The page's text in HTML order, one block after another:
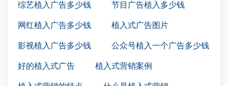
综艺植入广告多少钱 节目广告植入多少钱
网红植入广告多少钱 植入式广告图片
影视植入广告多少钱 公众号植入一个广告多少钱
好的植入式广告 植入式营销案例